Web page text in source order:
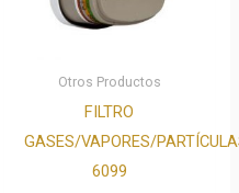
Otros Productos
FILTRO
GASES/VAPORES/
6099